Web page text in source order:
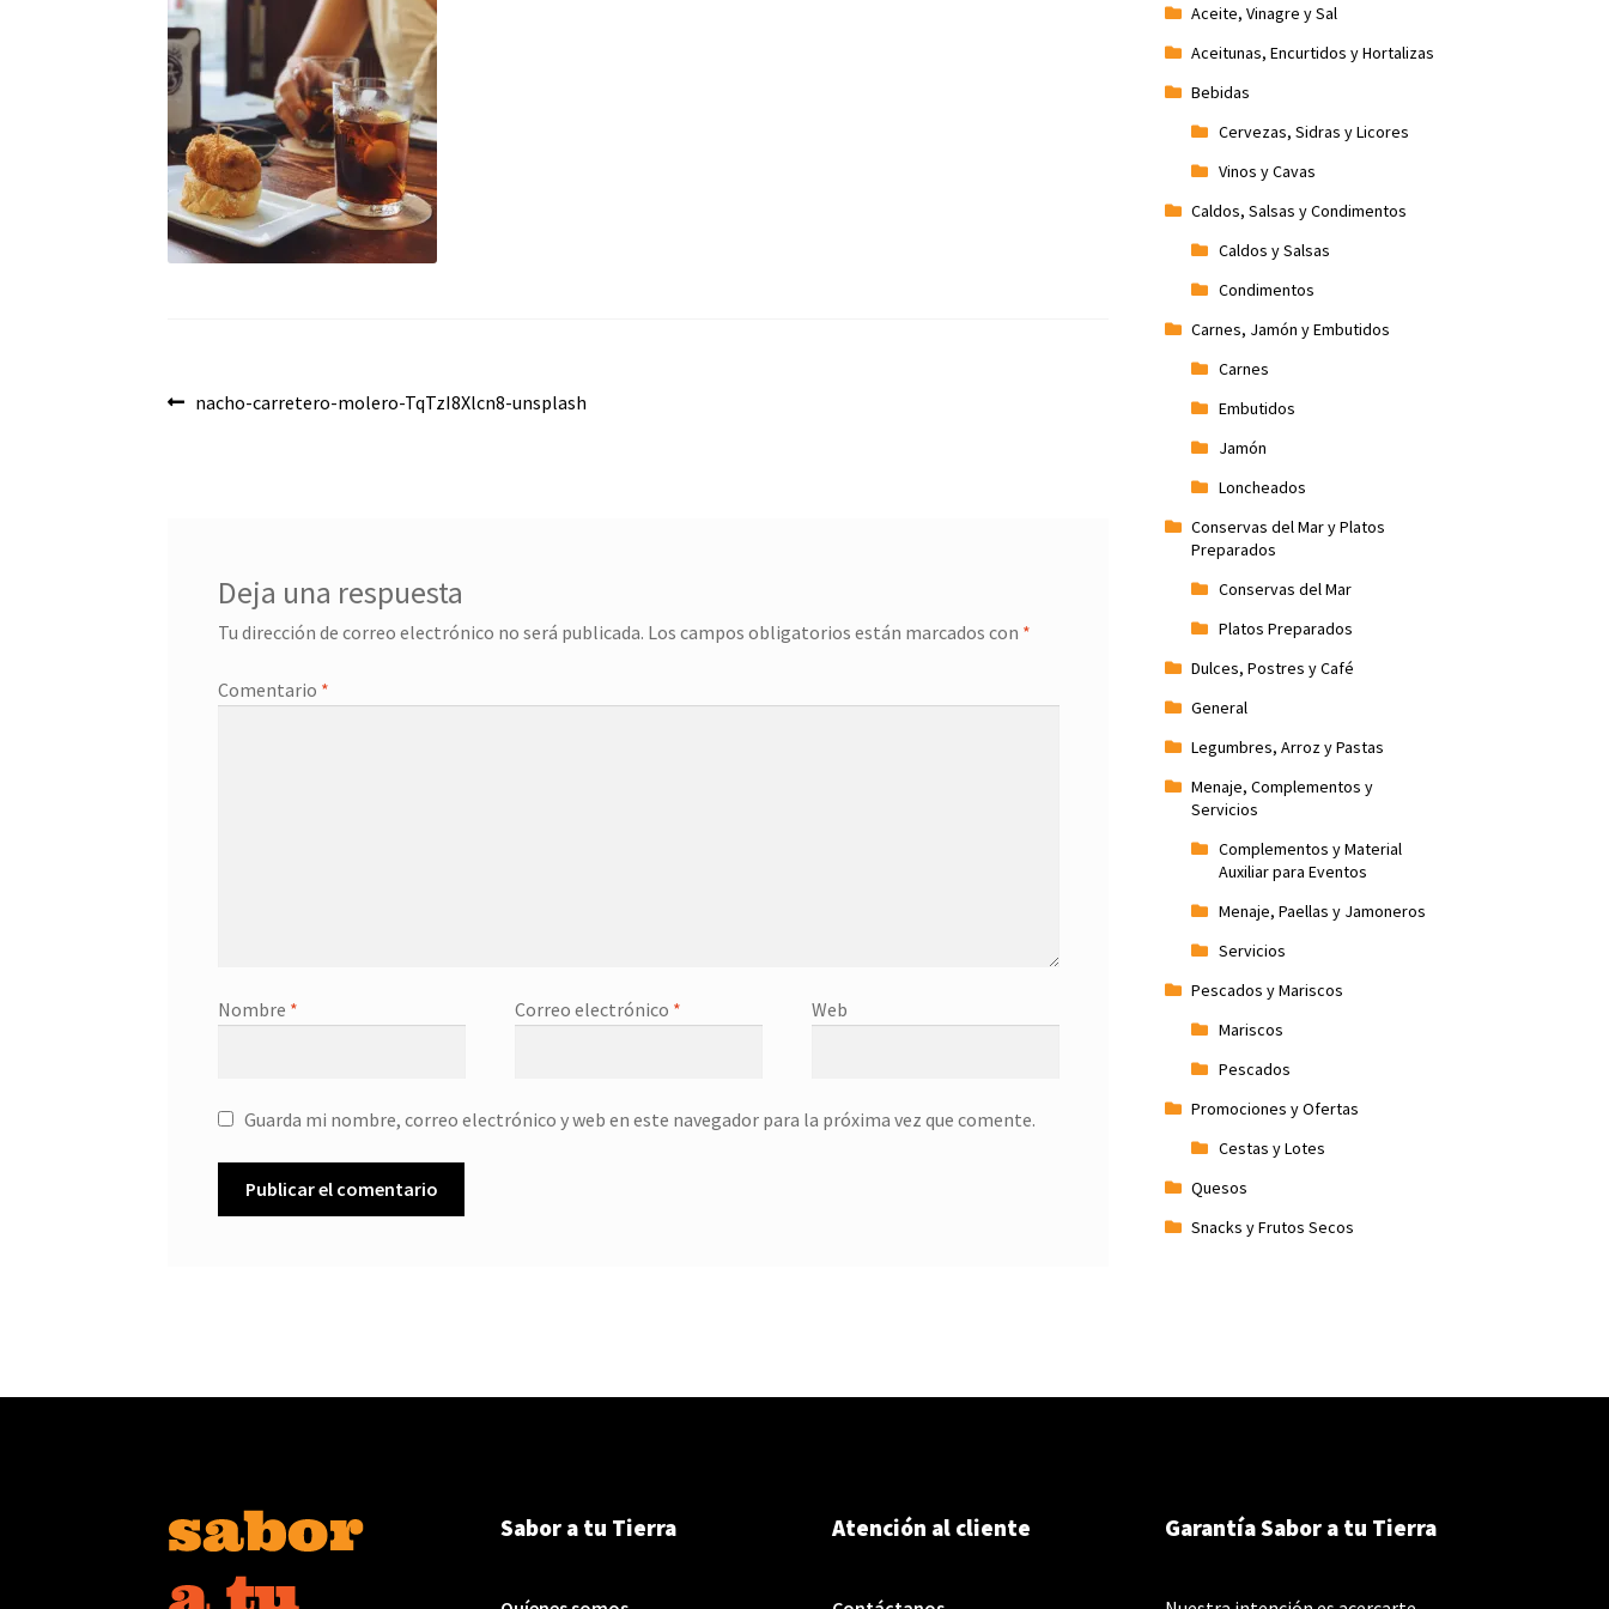
Navegación
Anterior:
nacho-carretero-molero-TqTzI8Xlcn8-unsplash
Deja una respuesta
Tu dirección de correo electrónico no será publicada. Los campos obligatorios están marcados con *
Comentario *
Nombre * Correo electrónico * Web
Guarda mi nombre, correo electrónico y web en este navegador para la próxima vez que comente.
Aceite, Vinagre y Sal
Aceitunas, Encurtidos y Hortalizas
Bebidas
Cervezas, Sidras y Licores
Vinos y Cavas
Caldos, Salsas y Condimentos
Caldos y Salsas
Condimentos
Carnes, Jamón y Embutidos
Carnes
Embutidos
Jamón
Loncheados
Conservas del Mar y Platos
Preparados
Conservas del Mar
Platos Preparados
Dulces, Postres y Café
General
Legumbres, Arroz y Pastas
Menaje, Complementos y
Servicios
Complementos y Material
Auxiliar para Eventos
Menaje, Paellas y Jamoneros
Servicios
Pescados y Mariscos
Mariscos
Pescados
Promociones y Ofertas
Cestas y Lotes
Quesos
Snacks y Frutos Secos
Sabor a tu Tierra Atención al cliente Garantía Sabor a tu Tierra